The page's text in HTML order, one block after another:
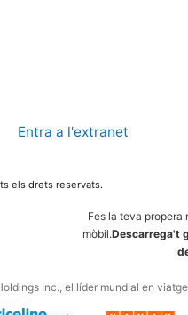
Entra a l'extranet
els drets reservats.
Fes la teva propera
mòbil.Descarrega't
Inc., el líder mundial en